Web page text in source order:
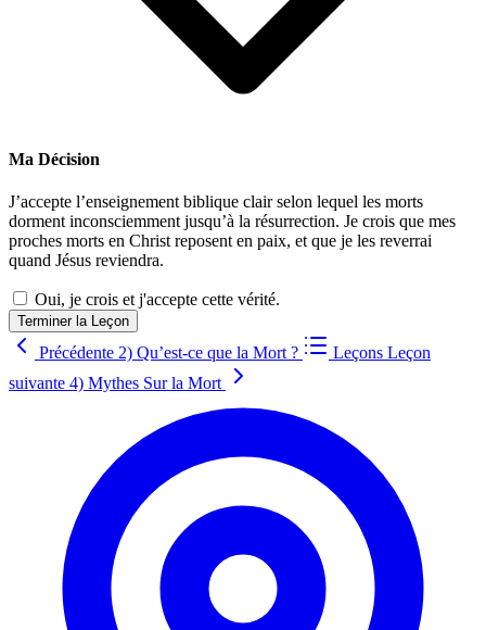
Ma Décision
J’accepte l’enseignement biblique clair selon lequel les morts
dorment inconsciemment jusqu’à la résurrection. Je crois que mes
proches morts en Christ reposent en paix, et que je les reverrai
quand Jésus reviendra.
Oui, je crois et j'accepte cette vérité.
Terminer la Leçon
Précédente 2) Qu’est-ce que la Mort ? Leçons Leçon
suivante 4) Mythes Sur la Mort